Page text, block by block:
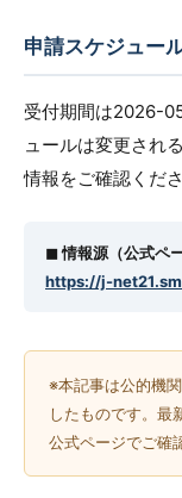
申請スケジュー
受付期間は2026-
ュールは変更され
情報をご確認くださ
◼︎ 情報源（公式ペー
https://j-
※本記事は公的機
したものです。最
公式ページでご確